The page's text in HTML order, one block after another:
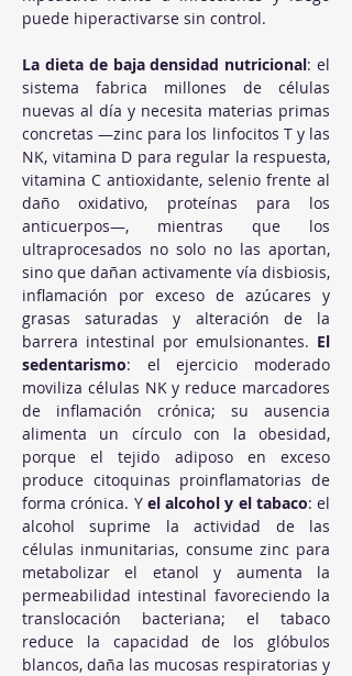
puede hiperactivarse sin control.
La dieta de baja densidad nutricional: el
sistema fabrica millones de células
nuevas al día y necesita materias primas
concretas —zinc para los linfocitos T y las
NK, vitamina D para regular la respuesta,
vitamina C antioxidante, selenio frente al
daño oxidativo, proteínas para los
anticuerpos—, mientras que los
ultraprocesados no solo no las aportan,
sino que dañan activamente vía disbiosis,
inflamación por exceso de azúcares y
grasas saturadas y alteración de la
barrera intestinal por emulsionantes. El
sedentarismo: el ejercicio moderado
moviliza células NK y reduce marcadores
de inflamación crónica; su ausencia
alimenta un círculo con la obesidad,
porque el tejido adiposo en exceso
produce citoquinas proinflamatorias de
forma crónica. Y el alcohol y el tabaco: el
alcohol suprime la actividad de las
células inmunitarias, consume zinc para
metabolizar el etanol y aumenta la
permeabilidad intestinal favoreciendo la
translocación bacteriana; el tabaco
reduce la capacidad de los glóbulos
blancos, daña las mucosas respiratorias y